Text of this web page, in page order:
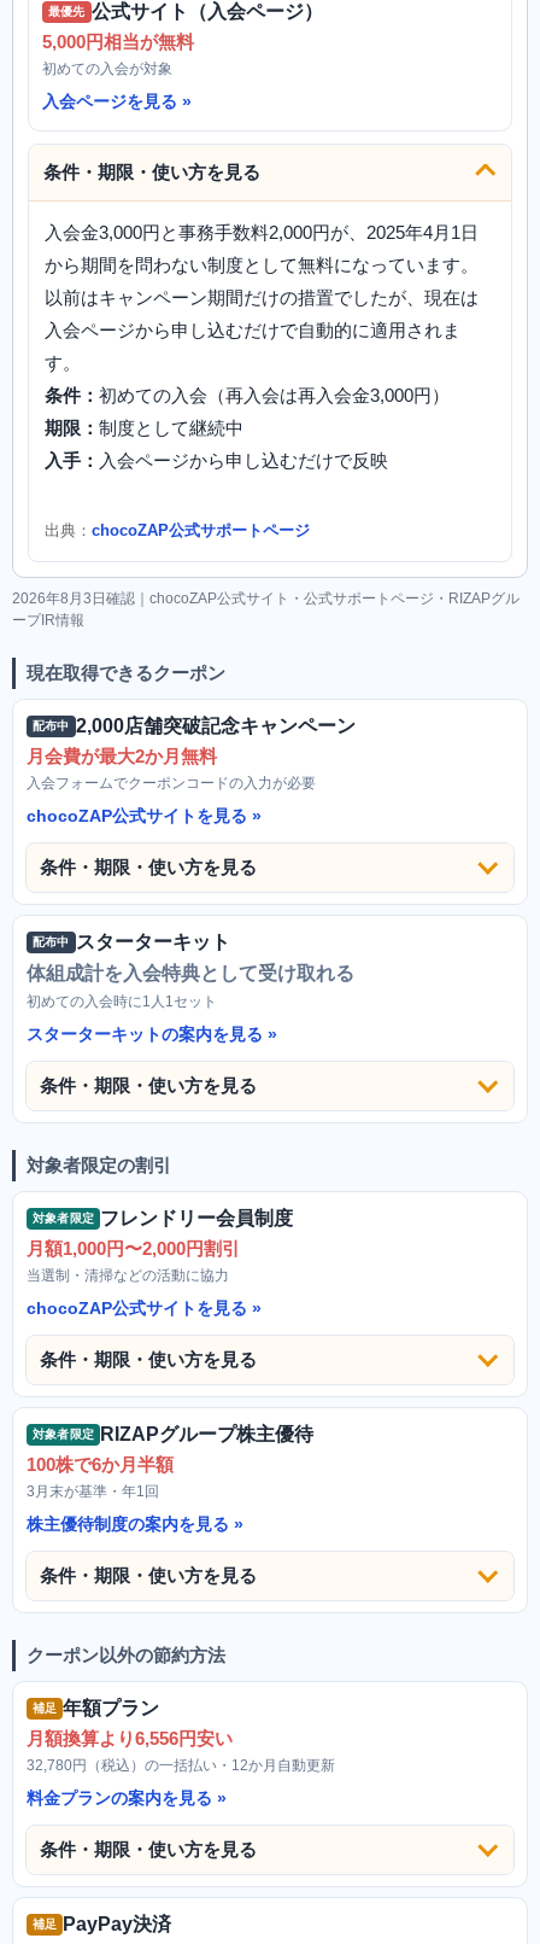
最優先 公式サイト（入会ページ）
5,000円相当が無料
初めての入会が対象
入会ページを見る
条件・期限・使い方を見る
入会金3,000円と事務手数料2,000円が、2025年4月1日
から期間を問わない制度として無料になっています。
以前はキャンペーン期間だけの措置でしたが、現在は
入会ページから申し込むだけで自動的に適用されま
す。
条件： 初めての入会（再入会は再入会金3,000円）
期限： 制度として継続中
入手： 入会ページから申し込むだけで反映
出典： chocoZAP公式サポートページ
2026年8月3日確認｜chocoZAP公式サイト・公式サポートページ・RIZAPグル
ープIR情報
現在取得できるクーポン
配布中
2,000店舗突破記念キャンペーン
月会費が最大2か月無料
入会フォームでクーポンコードの入力が必要
chocoZAP公式サイトを見る
条件・期限・使い方を見る
配布中
スターターキット
体組成計を入会特典として受け取れる
初めての入会時に1人1セット
スターターキットの案内を見る
条件・期限・使い方を見る
対象者限定の割引
対象者限定 フレンドリー会員制度
月額1,000円〜2,000円割引
当選制・清掃などの活動に協力
chocoZAP公式サイトを見る
条件・期限・使い方を見る
対象者限定
RIZAPグループ株主優待
100株で6か月半額
3月末が基準・年1回
株主優待制度の案内を見る
条件・期限・使い方を見る
クーポン以外の節約方法
補足 年額プラン
月額換算より6,556円安い
32,780円（税込）の一括払い・12か月自動更新
料金プランの案内を見る
条件・期限・使い方を見る
補足
PayPay決済